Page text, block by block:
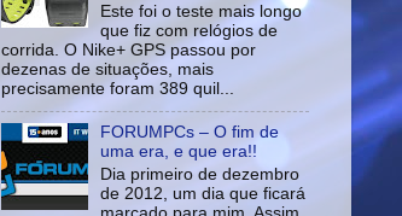
Este foi o teste mais longo
que fiz com relógios de
corrida. O Nike+ GPS passou por
dezenas de situações, mais
precisamente foram 389 quil...
FORUMPCs – O fim de
uma era, e que era!!
Dia primeiro de dezembro
de 2012, um dia que ficará